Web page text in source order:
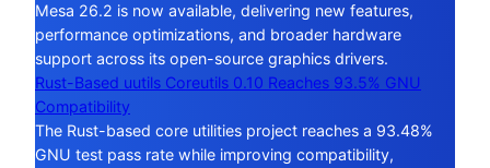
Mesa 26.2 is now available, delivering new features,
performance optimizations, and broader hardware
support across its open-source graphics drivers.
Rust-Based uutils Coreutils 0.10 Reaches 93.5% GNU
Compatibility
The Rust-based core utilities project reaches a 93.48%
GNU test pass rate while improving compatibility,